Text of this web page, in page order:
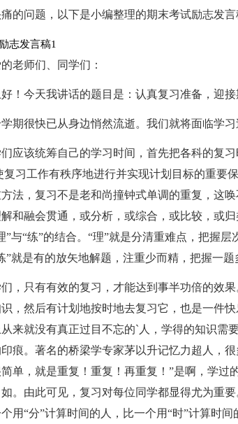
的问题，以下是小编整理的期末考试励志发言
志发言稿1
老师们、同学们：
！今天我讲话的题目是：认真复习准备，迎接
期很快已从身边悄然流逝。我们就将面临学
们应该统筹自己的学习时间，首先把各科的复
复习工作有秩序地进行并实现计划目标的重要
法，复习不是老和尚撞钟式单调的重复，这
和融会贯通，或分析，或综合，或比较，或
”与“练”的结合。“理”就是分清重难点，把握
”就是有的放矢地解题，注重少而精，把握一题
们，只有有效的复习，才能达到事半功倍的效
，然后有计划地按时地去复习它，也是一件
来就没有真正过目不忘的`人，学得的知识需
痕。著名的桥梁学专家茅以升记忆力超人，
单，就是重复！重复！再重复！”是啊，学过
。由此可见，复习对每位同学都显得尤为重
用“分”计算时间的人，比一个用“时”计算时